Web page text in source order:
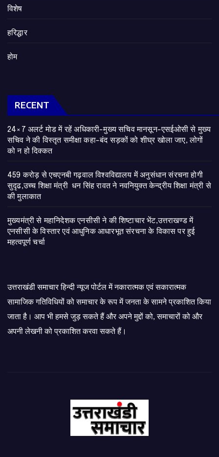
विशेष
हरिद्धार
होम
RECENT
24×7 अलर्ट मोड में रहें अधिकारी-मुख्य सचिव मानसून-एसईओसी से मुख्य
सचिव ने की विस्तृत समीक्षा कहा-बंद सड़कों को शीघ्र खोला जाए, लोगों
को न हो दिक्कत
459 करोड़ से एचएनबी गढ़वाल विश्वविद्यालय में अनुसंधान संरचना होगी
सुदृढ,उच्च शिक्षा मंत्री धन सिंह रावत ने नवनियुक्त केन्द्रीय शिक्षा मंत्री से
की मुलाकात
मुख्यमंत्री से महानिदेशक एनसीसी ने की शिष्टाचार भेंट,उत्तराखण्ड में
एनसीसी के विस्तार एवं आधुनिक आधारभूत संरचना के विकास पर हुई
महत्वपूर्ण चर्चा
उत्तराखंडी समाचार हिन्दी न्यूज पोर्टल में नकारात्मक एवं सकारात्मक
सामाजिक गतिविधियों को समाचार के रूप में जनता के सामने प्रकाशित किया
जाता है। आप भी हमसे जुड़ सकते हैं और अपने मुद्दों को, समाचारों को और
अपनी लेखनी को प्रकाशित करवा सकते हैं।